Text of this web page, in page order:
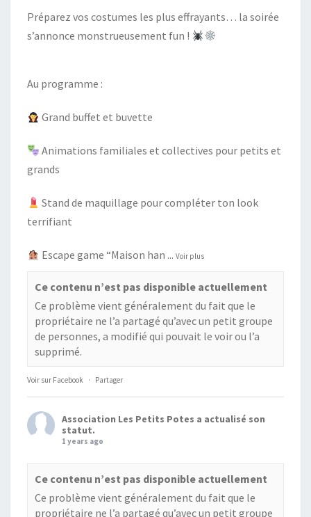
Préparez vos costumes les plus effrayants… la soirée
s’annonce monstrueusement fun !
Au programme :
Grand buffet et buvette
Animations familiales et collectives pour petits et
grands
Stand de maquillage pour compléter ton look
terrifiant
Escape game “Maison han ...Voir plus
Ce contenu n’est pas disponible actuellement
Ce problème vient généralement du fait que le
propriétaire ne l’a partagé qu’avec un petit groupe
de personnes, a modifié qui pouvait le voir ou l’a
supprimé.
Voir sur Facebook · Partager
Association Les Petits Potes a actualisé son
statut.
1 years ago
Ce contenu n’est pas disponible actuellement
Ce problème vient généralement du fait que le
propriétaire ne l’a partagé qu’avec un petit groupe